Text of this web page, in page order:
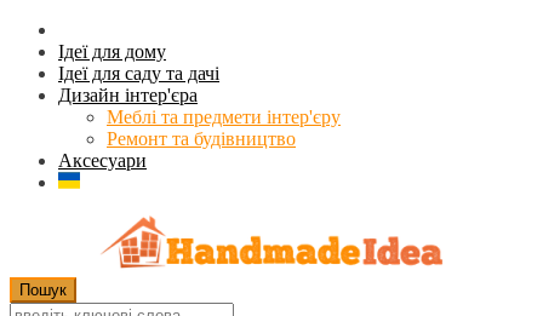
Ідеї для дому
Ідеї для саду та дачі
Дизайн інтер'єра
Меблі та предмети інтер'єру
Ремонт та будівництво
Аксесуари